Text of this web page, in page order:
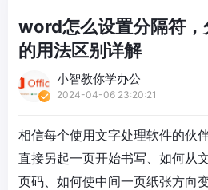
word怎么设置分隔符，
的用法区别详解
小智教你学办公
2024-04-06 23:20:21
相信每个使用文字处理软件的伙
直接另起一页开始书写、如何从
页码、如何使中间一页纸张方向